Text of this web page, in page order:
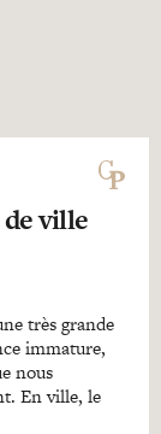
ville
très grande
immature,
nous
En ville, le